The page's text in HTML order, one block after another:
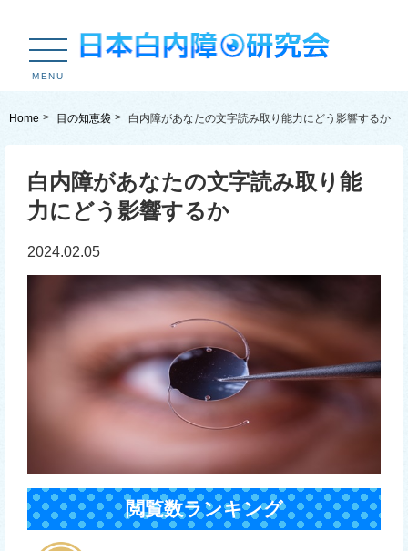
MENU
Home 目の知恵袋 白内障があなたの文字読み取り能力にどう影響するか
白内障があなたの文字読み取り能
力にどう影響するか
2024.02.05
閲覧数ランキング